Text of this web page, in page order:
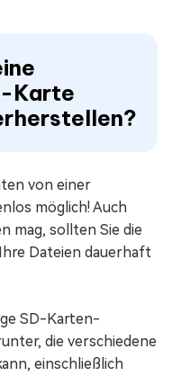
Karte
von einer
möglich! Auch
mag, sollten Sie die
Dateien dauerhaft
SD-Karten-
die verschiedene
einschließlich